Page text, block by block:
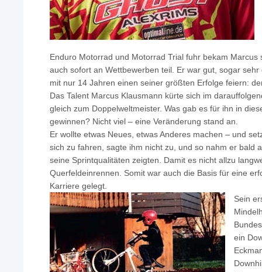
Enduro Motorrad und Motorrad Trial fuhr bekam Marcus
auch sofort an Wettbewerben teil. Er war gut, sogar
mit nur 14 Jahren einen seiner größten Erfolge feiern:
Das Talent Marcus Klausmann kürte sich im
gleich zum Doppelweltmeister. Was gab es für ihn in
gewinnen? Nicht viel – eine Veränderung stand an.
Er wollte etwas Neues, etwas Anderes machen – und
sich zu fahren, sagte ihm nicht zu, und so nahm er bald
seine Sprintqualitäten zeigten. Damit es nicht allzu
Querfeldeinrennen. Somit war auch die Basis für eine
Karriere gelegt.
Sein
ein